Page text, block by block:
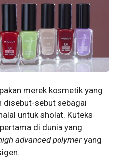
merek kosmetik yang
disebut-sebut sebagai
untuk sholat. Kuteks
di dunia yang
advanced polymer yang